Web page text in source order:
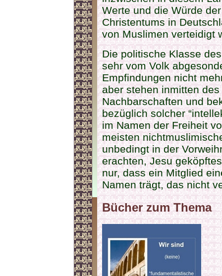
Werte und die Würde
Christentums in
von Muslimen verteidigt
Die politische Klasse
sehr vom Volk
Empfindungen nicht
aber stehen inmitten
Nachbarschaften und
bezüglich solcher
im Namen der Freiheit
meisten
unbedingt in der
erachten, Jesu
nur, dass ein Mitglied
Namen trägt, das nicht
Bücher zum Thema